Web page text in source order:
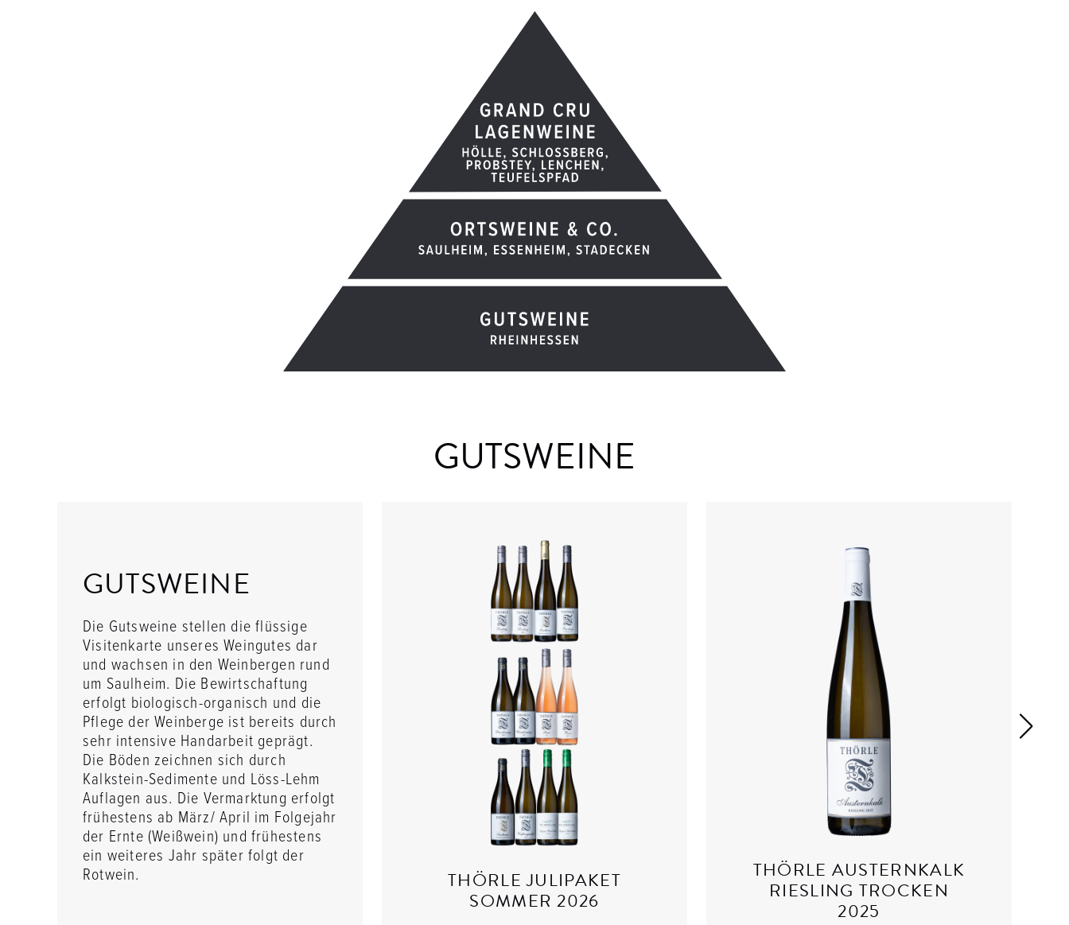
GUTSWEINE
GUTSWEINE
Die Gutsweine stellen die flüssige
Visitenkarte unseres Weingutes dar
und wachsen in den Weinbergen rund
um Saulheim. Die Bewirtschaftung
erfolgt biologisch-organisch und die
Pflege der Weinberge ist bereits durch
sehr intensive Handarbeit geprägt.
Die Böden zeichnen sich durch
Kalkstein-Sedimente und Löss-Lehm
Auflagen aus. Die Vermarktung erfolgt
frühestens ab März/ April im Folgejahr
der Ernte (Weißwein) und frühestens
ein weiteres Jahr später folgt der
Rotwein.
THÖRLE JULIPAKET
SOMMER 2026
THÖRLE AUSTERNKALK
RIESLING TROCKEN
2025